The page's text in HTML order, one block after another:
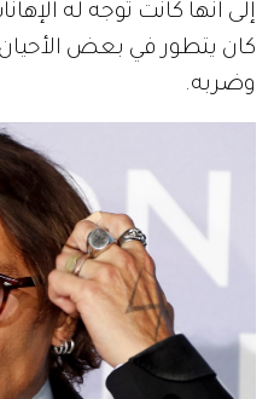
إلى أنها كانت توجه له
كان يتطور في بعض
وضربه.